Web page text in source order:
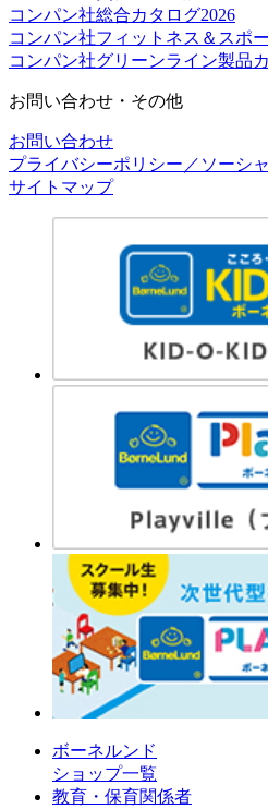
コンパン社総合カタログ2026
コンパン社フィットネス＆スポ
コンパン社グリーンライン製品
お問い合わせ・その他
お問い合わせ
プライバシーポリシー／ソーシ
サイトマップ
ボーネルンド
ショップ一覧
教育・保育関係者